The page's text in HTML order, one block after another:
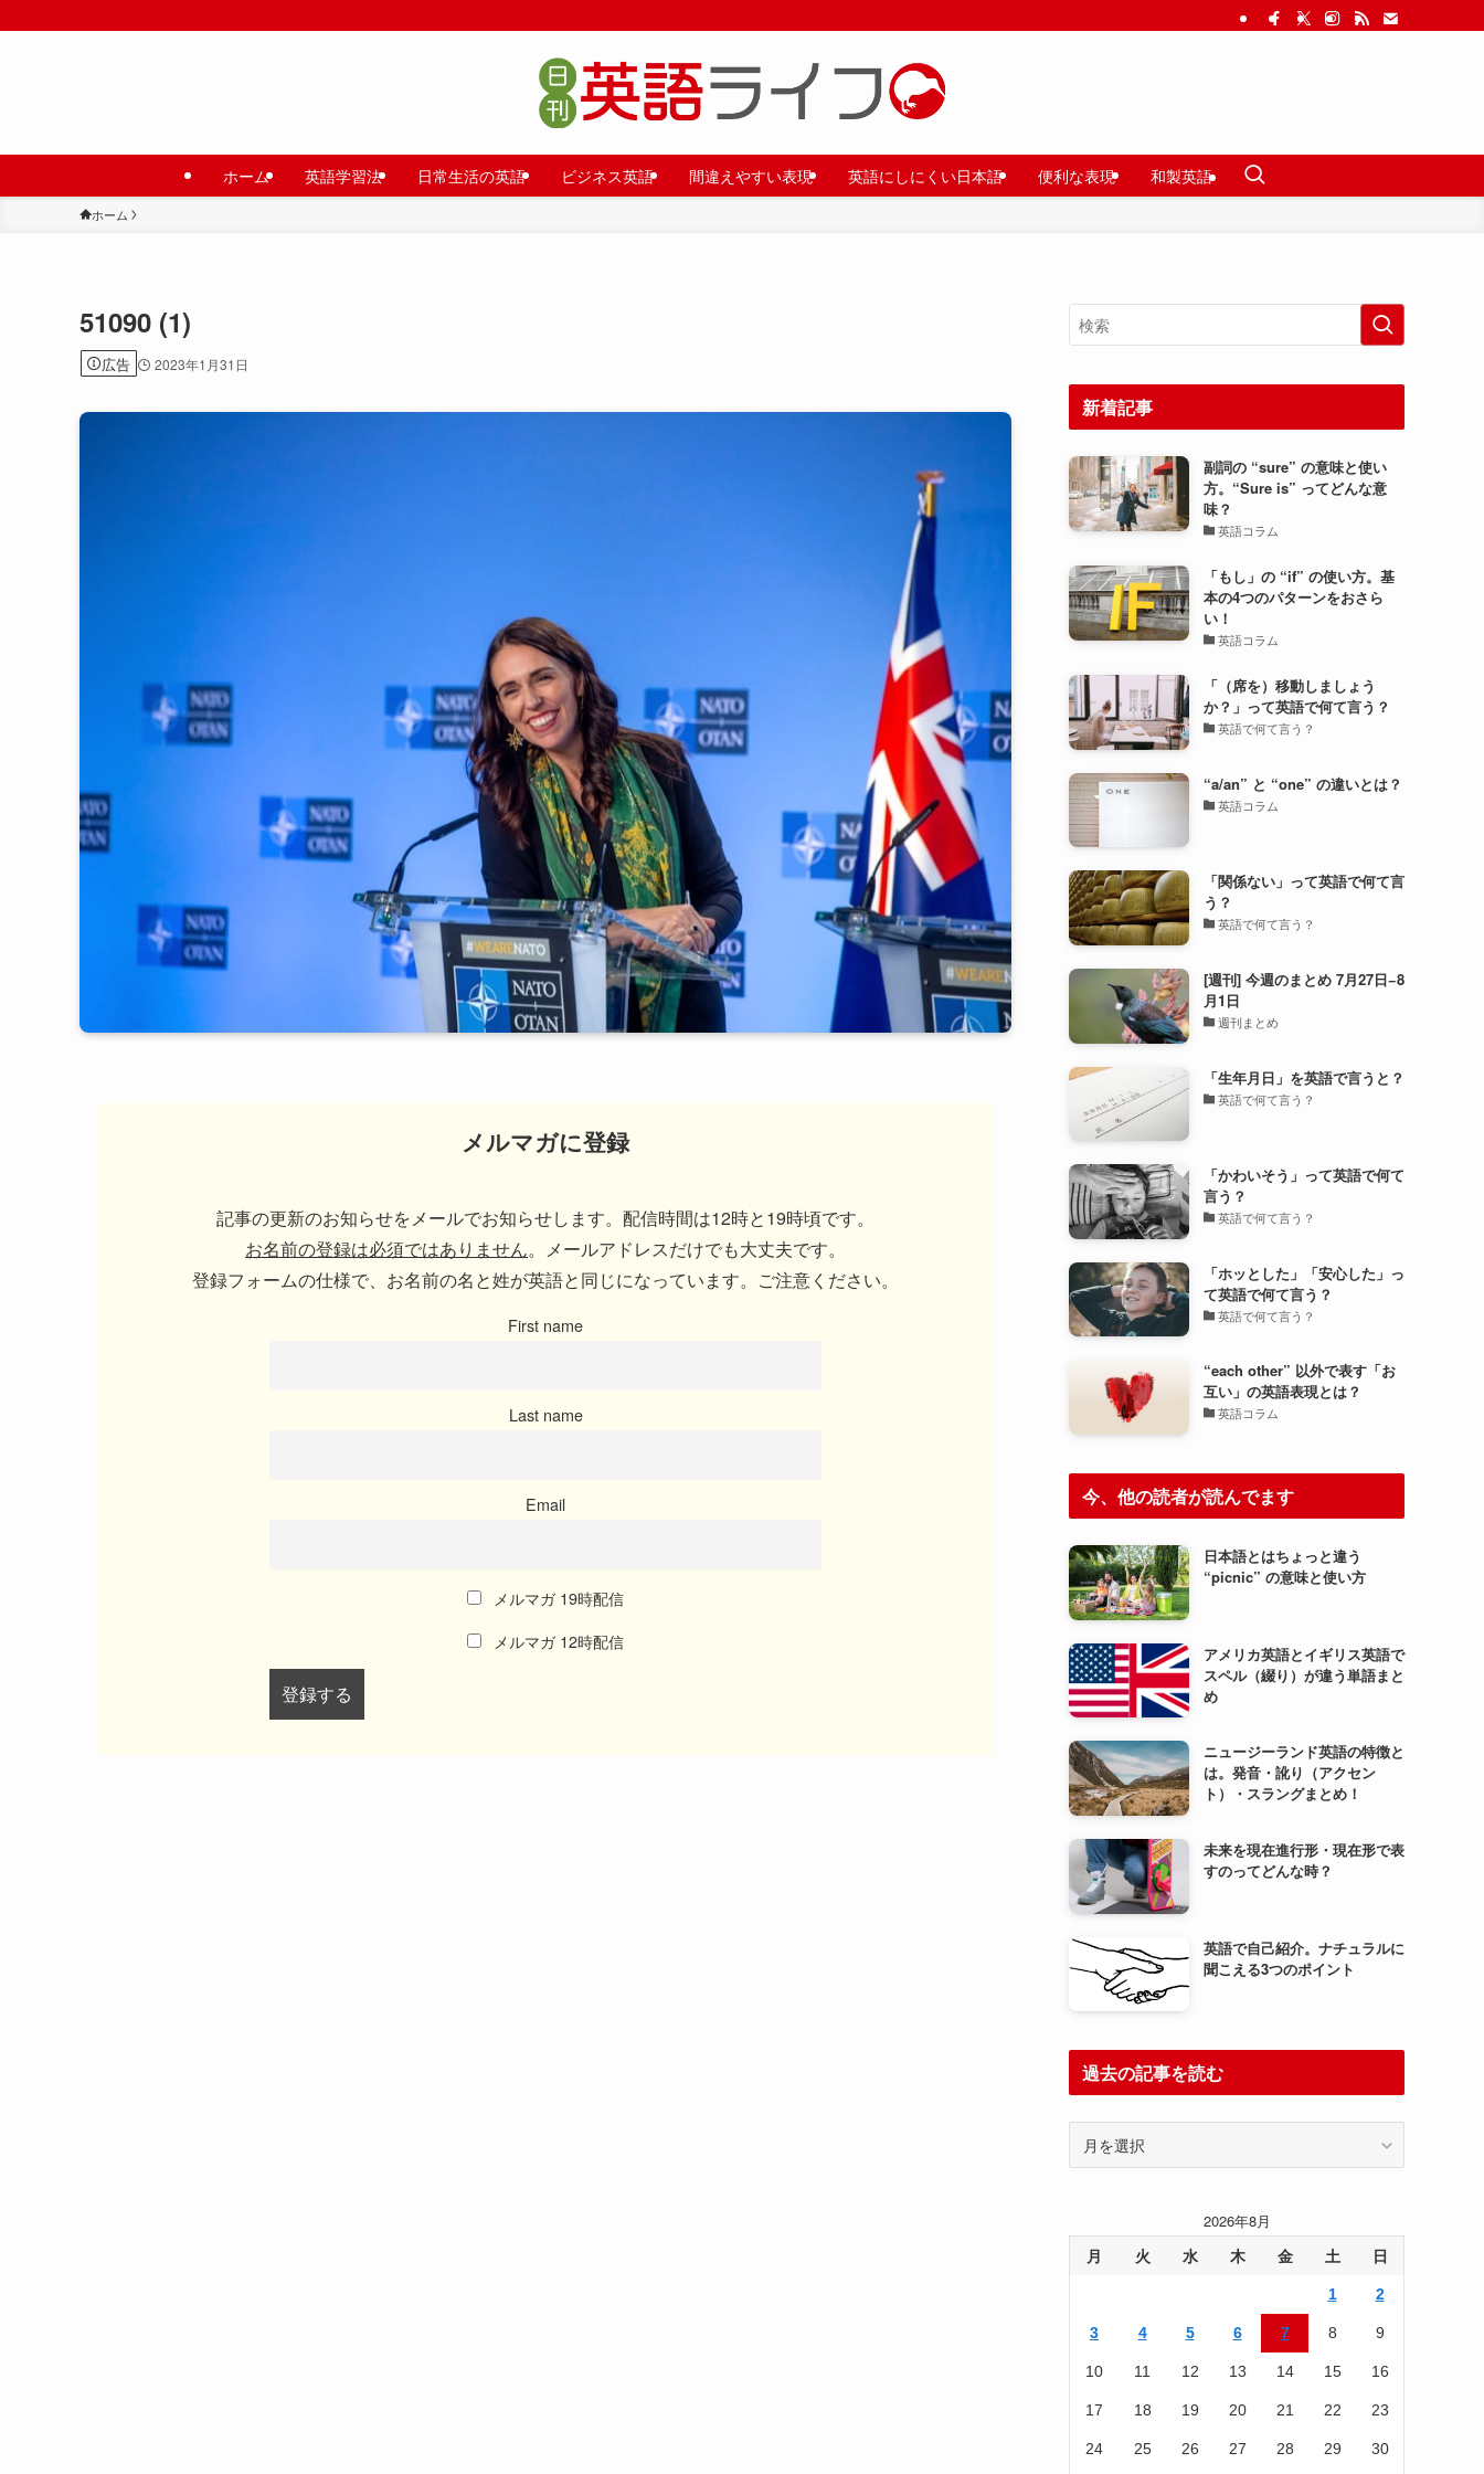
ホーム 英語学習法 日常生活の英語 ビジネス英語 間違えやすい表現 英語にしにくい日本語 便利な表現 和製英語
ホーム
51090 (1)
広告 2023年1月31日
メルマガに登録
記事の更新のお知らせをメールでお知らせします。配信時間は12時と19時頃です。
お名前の登録は必須ではありません。メールアドレスだけでも大丈夫です。
登録フォームの仕様で、お名前の名と姓が英語と同じになっています。ご注意ください。
First name
Last name
Email
メルマガ 19時配信
メルマガ 12時配信
新着記事
副詞の “sure” の意味と使い
方。“Sure is” ってどんな意
味？
英語コラム
「もし」の “if” の使い方。基
本の4つのパターンをおさら
い！
英語コラム
「（席を）移動しましょう
か？」って英語で何て言う？
英語で何て言う？
“a/an” と “one” の違いとは？
英語コラム
「関係ない」って英語で何て言
う？
英語で何て言う？
[週刊] 今週のまとめ 7月27日−8
月1日
週刊まとめ
「生年月日」を英語で言うと？
英語で何て言う？
「かわいそう」って英語で何て
言う？
英語で何て言う？
「ホッとした」「安心した」っ
て英語で何て言う？
英語で何て言う？
“each other” 以外で表す「お
互い」の英語表現とは？
英語コラム
今、他の読者が読んでます
日本語とはちょっと違う
“picnic” の意味と使い方
アメリカ英語とイギリス英語で
スペル（綴り）が違う単語まと
め
ニュージーランド英語の特徴と
は。発音・訛り（アクセン
ト）・スラングまとめ！
未来を現在進行形・現在形で表
すのってどんな時？
英語で自己紹介。ナチュラルに
聞こえる3つのポイント
過去の記事を読む
事
2026年8月
月 火 水 木 金 土 日
1 2
3 4 5 6 7 8 9
10 11 12 13 14 15 16
17 18 19 20 21 22 23
24 25 26 27 28 29 30